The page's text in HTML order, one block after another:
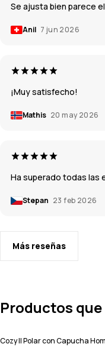
Se ajusta bien parece
Anil 7 jun 2026
¡Muy satisfecho!
Mathis 20 may 2026
Ha superado todas las
Stepan 23 feb 2026
Más reseñas
Productos
Cozy II Polar con Capucha